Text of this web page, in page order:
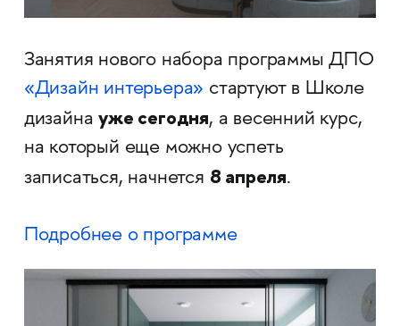
Занятия нового набора программы ДПО
«Дизайн интерьера» стартуют в Школе
дизайнауже сегодня, а весенний курс,
на который еще можно успеть
записаться, начнется 8 апреля.
Подробнее о программе